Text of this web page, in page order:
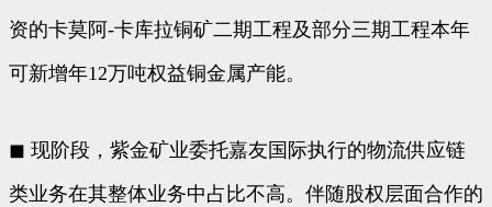
资的卡莫阿-卡库拉铜矿二期工程及部分三期工程本年
可新增年12万吨权益铜金属产能。
◼ 现阶段，紫金矿业委托嘉友国际执行的物流供应链
类业务在其整体业务中占比不高。伴随股权层面合作的